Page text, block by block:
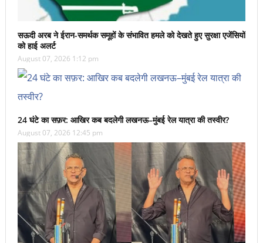
सऊदी अरब ने ईरान-समर्थक समूहों के संभावित हमले को देखते हुए सुरक्षा एजेंसियों
को हाई अलर्ट
August 07, 2026 1:12 pm
24 घंटे का सफ़र: आखिर कब बदलेगी लखनऊ–मुंबई रेल यात्रा की तस्वीर?
August 07, 2026 12:45 pm